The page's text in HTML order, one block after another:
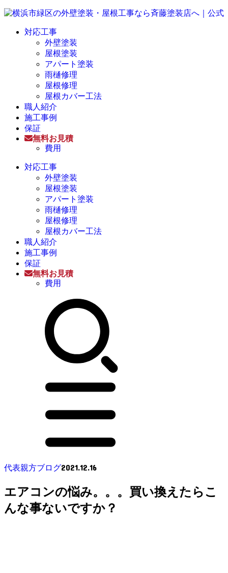
対応工事
外壁塗装
屋根塗装
アパート塗装
雨樋修理
屋根修理
屋根カバー工法
職人紹介
施工事例
保証
無料お見積
費用
対応工事
外壁塗装
屋根塗装
アパート塗装
雨樋修理
屋根修理
屋根カバー工法
職人紹介
施工事例
保証
無料お見積
費用
代表親方ブログ2021.12.16
エアコンの悩み。。。買い換えたらこ
んな事ないですか？